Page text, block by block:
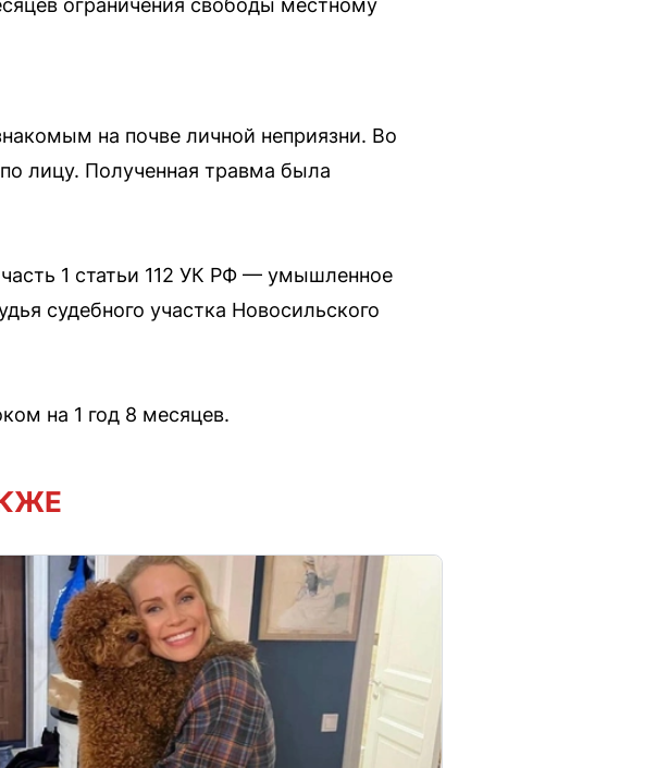
ограничения свободы местному
на почве личной неприязни. Во
лицу. Полученная травма была
1 статьи 112 УК РФ — умышленное
судебного участка Новосильского
на 1 год 8 месяцев.